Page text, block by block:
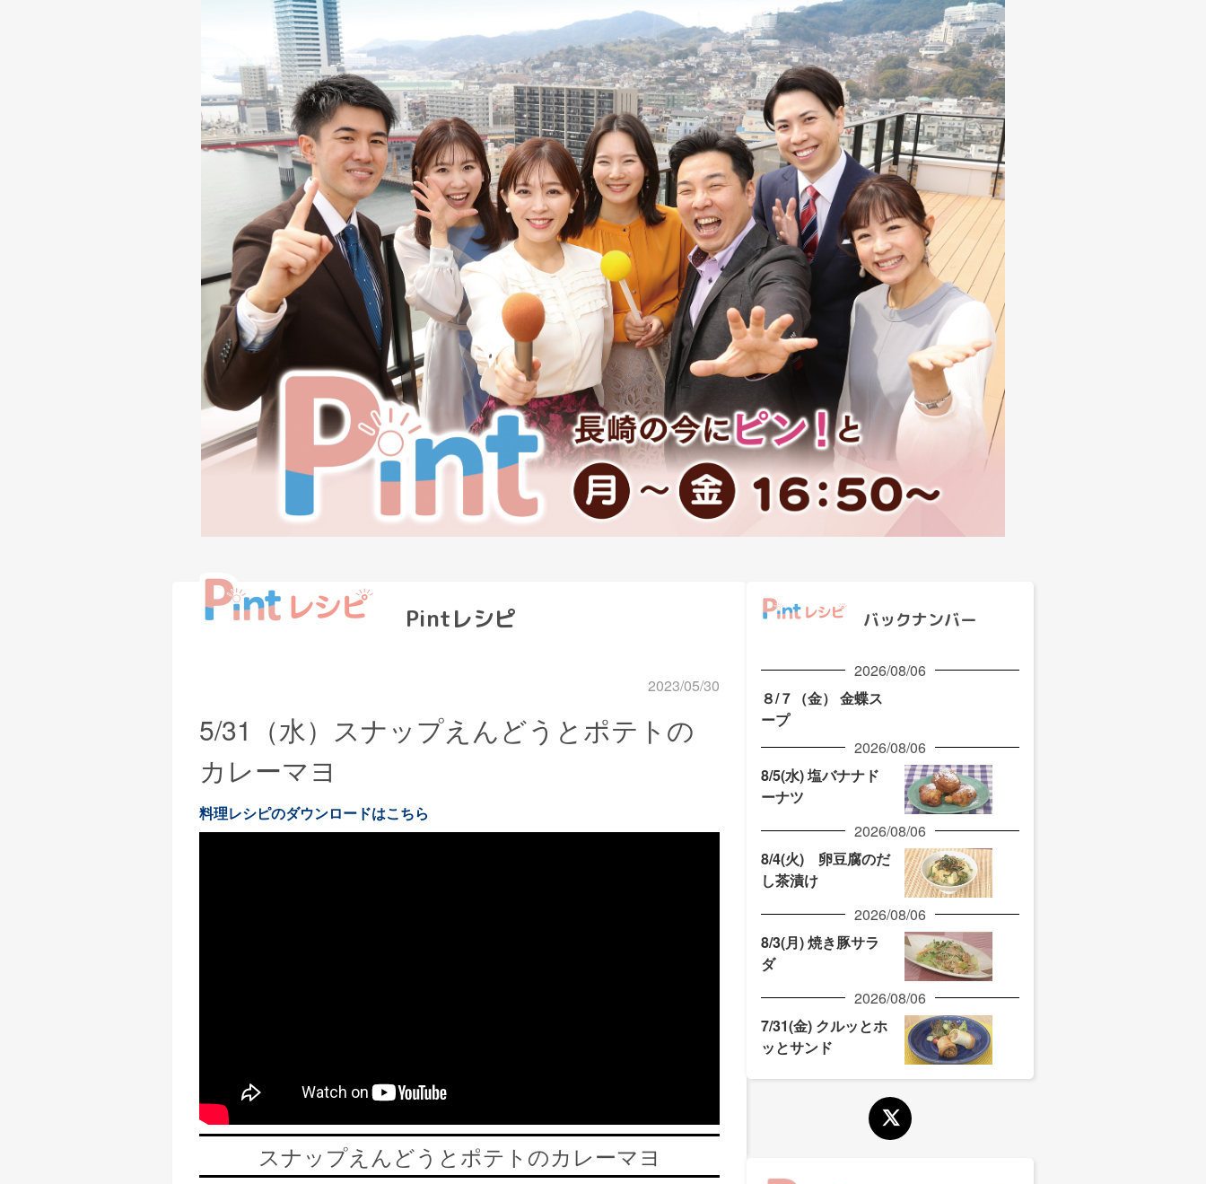
Pintレシピ
2023/05/30
5/31（水）スナップえんどうとポテトの
カレーマヨ
料理レシピのダウンロードはこちら
スナップえんどうとポテトのカレーマヨ
バックナンバー
2026/08/06
８/７（金） 金蝶ス
ープ
2026/08/06
8/5(水) 塩バナナド
ーナツ
2026/08/06
8/4(火) 卵豆腐のだ
し茶漬け
2026/08/06
8/3(月) 焼き豚サラ
ダ
2026/08/06
7/31(金) クルッとホ
ッとサンド